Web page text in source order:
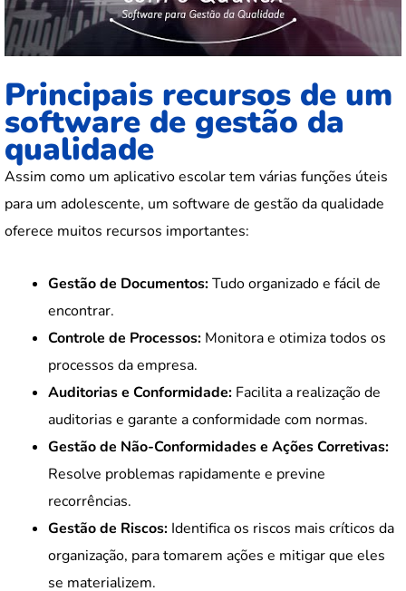
Principais recursos de um
software de gestão da
qualidade
Assim como um aplicativo escolar tem várias funções úteis
para um adolescente, um software de gestão da qualidade
oferece muitos recursos importantes:
Gestão de Documentos:Tudo organizado e fácil de
encontrar.
Controle de Processos: Monitora e otimiza todos os
processos da empresa.
Auditorias e Conformidade: Facilita a realização de
auditorias e garante a conformidade com normas.
Gestão de Não-Conformidades e Ações Corretivas:
Resolve problemas rapidamente e previne
recorrências.
Gestão de Riscos: Identifica os riscos mais críticos da
organização, para tomarem ações e mitigar que eles
se materializem.